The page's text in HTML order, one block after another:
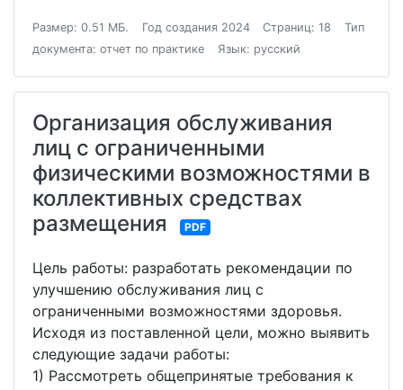
Размер: 0.51 МБ. Год создания 2024 Страниц: 18
Тип
документа: отчет по практике
Язык: русский
Организация обслуживания
лиц с ограниченными
физическими возможностями в
коллективных средствах
размещения
PDF
Цель работы: разработать рекомендации по
улучшению обслуживания лиц с
ограниченными возможностями здоровья.
Исходя из поставленной цели, можно выявить
следующие задачи работы:
1) Рассмотреть общепринятые требования к